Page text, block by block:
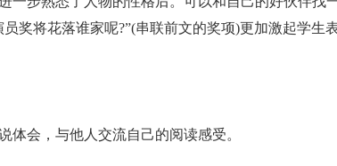
奖将花落谁家呢?”(串联前文的奖项)更加激起学生
体会，与他人交流自己的阅读感受。